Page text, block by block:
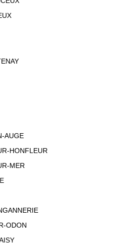
AUGE
HONFLEUR
MER
ODON